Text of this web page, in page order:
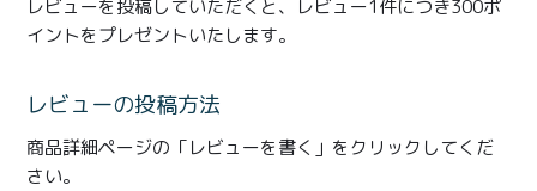
とろ生 まとめ買いお得
紅茶toroaTea
濃抹茶とろ生ガトーシ
ョコラ
とろ生シュー
クッキー缶
レビューを投稿していただくと、レビュー1件につき300ポ
イントをプレゼントいたします。
レビューの投稿方法
商品詳細ページの「レビューを書く」をクリックしてくだ
さい。